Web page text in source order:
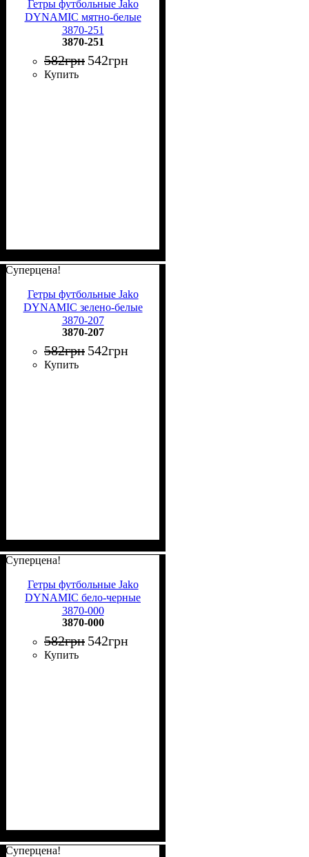
Гетры футбольные Jako
DYNAMIC мятно-белые
3870-251
3870-251
582грн 542грн
Купить
Суперцена!
Гетры футбольные Jako
DYNAMIC зелено-белые
3870-207
3870-207
582грн 542грн
Купить
Суперцена!
Гетры футбольные Jako
DYNAMIC бело-черные
3870-000
3870-000
582грн 542грн
Купить
Суперцена!